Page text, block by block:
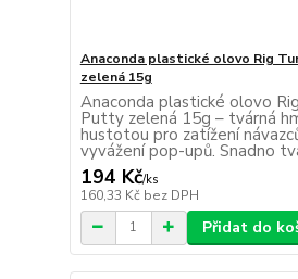
Anaconda plastické olovo Rig
zelená 15g
Anaconda plastické olovo
Putty zelená 15g – tvárná
hustotou pro zatížení
vyvážení pop-upů. Snadno
194 Kč/ks
160,33 Kč bez DPH
Přidat do